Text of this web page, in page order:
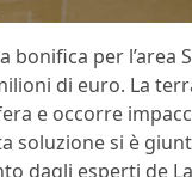
bonifica per
di euro. La
e occorre
soluzione si è
dagli esperti de